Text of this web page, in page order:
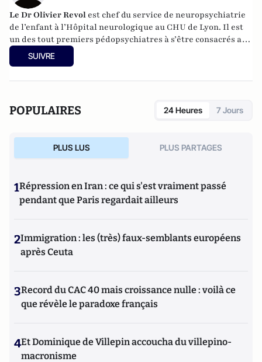
Le Dr Olivier Revol est chef du service de neuropsychiatrie
de l’enfant à l’Hôpital neurologique au CHU de Lyon. Il est
un des tout premiers pédopsychiatres à s’être consacrés aux
enfants dits hyperactifs qu’il accueille depuis plus de vingt
ans. Il a publié avec succès: Même pas grave, L’échec scolaire
SUIVRE
POPULAIRES 24 Heures 7 Jours
PLUS LUS PLUS PARTAGES
1Répression en Iran : ce qui s'est vraiment passé
pendant que Paris regardait ailleurs
2Immigration : les (très) faux-semblants européens
après Ceuta
3Record du CAC 40 mais croissance nulle : voilà ce
que révèle le paradoxe français
4Et Dominique de Villepin accoucha du villepino-
macronisme